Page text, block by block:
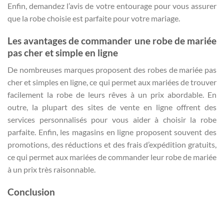
Enfin, demandez l’avis de votre entourage pour vous assurer
que la robe choisie est parfaite pour votre mariage.
Les avantages de commander une robe de mariée
pas cher et simple en ligne
De nombreuses marques proposent des robes de mariée pas
cher et simples en ligne, ce qui permet aux mariées de trouver
facilement la robe de leurs rêves à un prix abordable. En
outre, la plupart des sites de vente en ligne offrent des
services personnalisés pour vous aider à choisir la robe
parfaite. Enfin, les magasins en ligne proposent souvent des
promotions, des réductions et des frais d’expédition gratuits,
ce qui permet aux mariées de commander leur robe de mariée
à un prix très raisonnable.
Conclusion